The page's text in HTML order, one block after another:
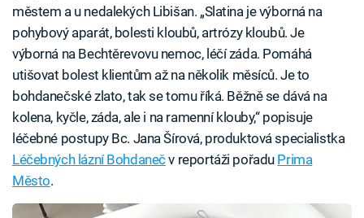
městem a u nedalekých Libišan. „Slatina je výborná na
pohybový aparát, bolesti kloubů, artrózy kloubů. Je
výborná na Bechtěrevovu nemoc, léčí záda. Pomáhá
utišovat bolest klientům až na několik měsíců. Je to
bohdanečské zlato, tak se tomu říká. Běžně se dává na
kolena, kyčle, záda, ale i na ramenní klouby,“ popisuje
léčebné postupy Bc. Jana Šírová, produktová specialistka
Léčebných lázní Bohdanečv reportáži pořadu Prima
Město.